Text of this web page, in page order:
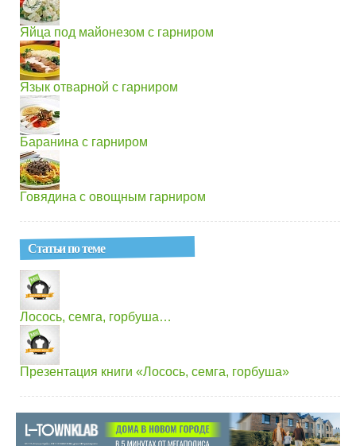
Яйца под майонезом с гарниром
Язык отварной с гарниром
Баранина с гарниром
Говядина с овощным гарниром
Статьи по теме
Лосось, семга, горбуша…
Презентация книги «Лосось, семга, горбуша»